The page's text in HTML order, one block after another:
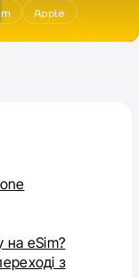
Apple
на eSim?
з